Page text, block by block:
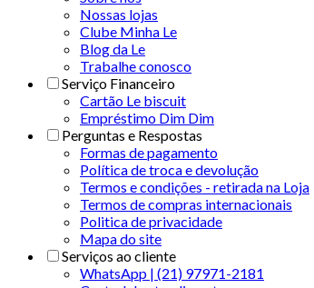
Nossas lojas
Clube Minha Le
Blog da Le
Trabalhe conosco
Serviço Financeiro
Cartão Le biscuit
Empréstimo Dim Dim
Perguntas e Respostas
Formas de pagamento
Política de troca e devolução
Termos e condições - retirada na Loja
Termos de compras internacionais
Politica de privacidade
Mapa do site
Serviços ao cliente
WhatsApp | (21) 97971-2181